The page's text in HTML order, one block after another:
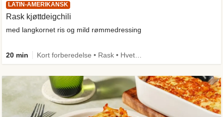
LATIN-AMERIKANSK
Rask kjøttdeigchili
med langkornet ris og mild rømmedressing
20 min